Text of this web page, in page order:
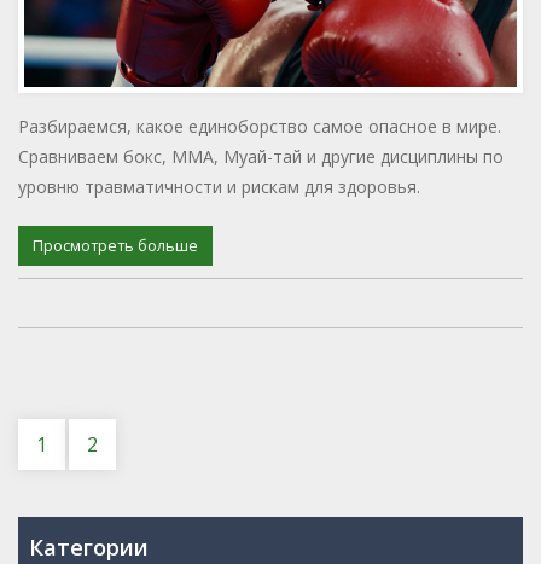
Разбираемся, какое единоборство самое опасное в мире.
Сравниваем бокс, MMA, Муай-тай и другие дисциплины по
уровню травматичности и рискам для здоровья.
Просмотреть больше
1 2
Категории